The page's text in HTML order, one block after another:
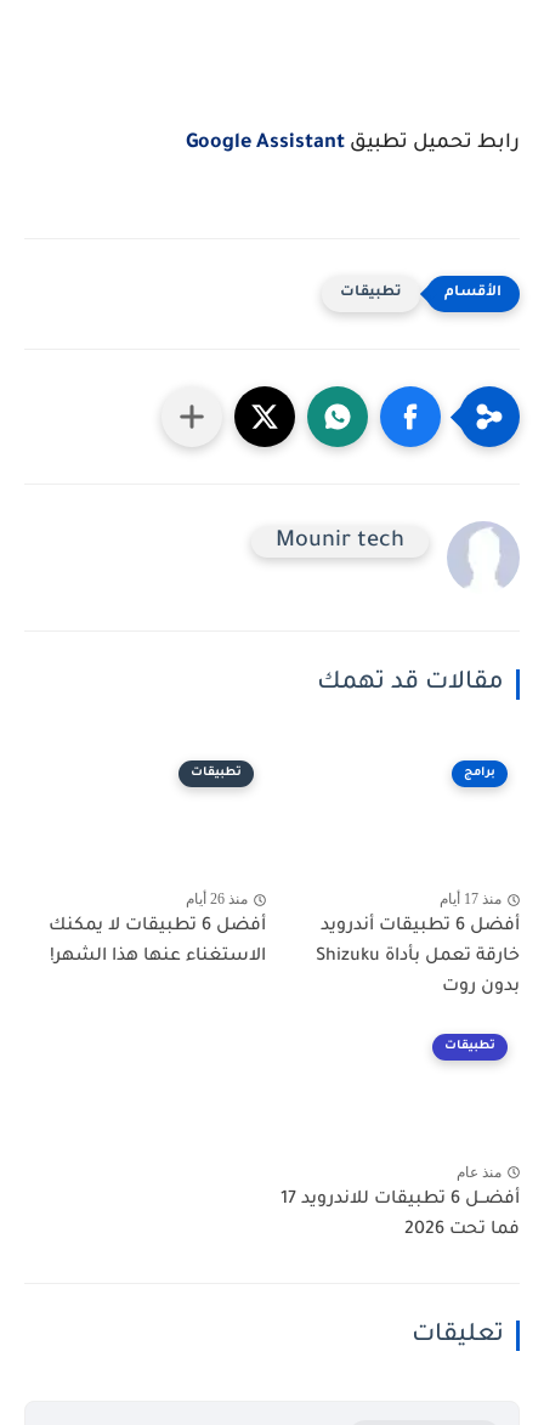
رابط تحميل تطبيق Google Assistant
تطبيقات
Mounir tech
مقالات قد تهمك
برامج
منذ 17 أيام
أفضل 6 تطبيقات أندرويد
خارقة تعمل بأداة Shizuku
بدون روت
تطبيقات
منذ 26 أيام
أفضل 6 تطبيقات لا يمكنك
الاستغناء عنها هذا الشهر!
تطبيقات
منذ عام
أفضــل 6 تطبيقات للاندرويد 17
فما تحت 2026
تعليقات